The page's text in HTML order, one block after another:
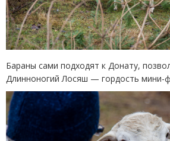
Бараны сами подходят к Донату,
Длинноногий Лосяш — гордость мини-